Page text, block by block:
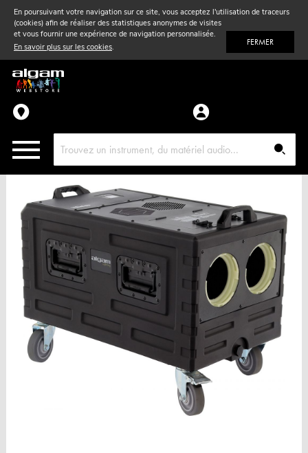
En poursuivant votre navigation sur ce site, vous acceptez l'utilisation de traceurs
(cookies) afin de réaliser des statistiques anonymes de visites
et vous fournir une expérience de navigation personnalisée.
En savoir plus sur les cookies. FERMER
Vent& Violon
Accessoires
Pièces détachées